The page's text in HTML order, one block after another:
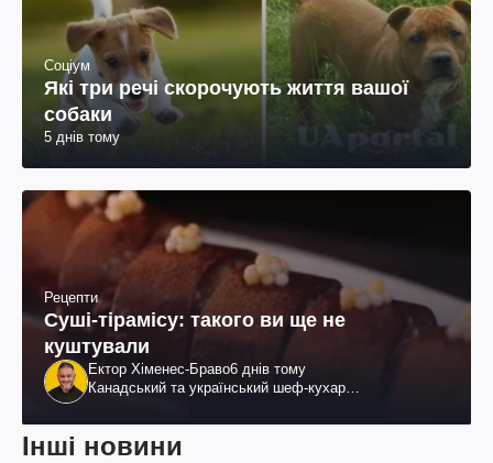
Соціум
Які три речі скорочують життя вашої
собаки
5 днів тому
Рецепти
Суші-тірамісу: такого ви ще не
куштували
Ектор Хіменес-Браво6 днів тому
Канадський та український шеф-кухар
Інші новини